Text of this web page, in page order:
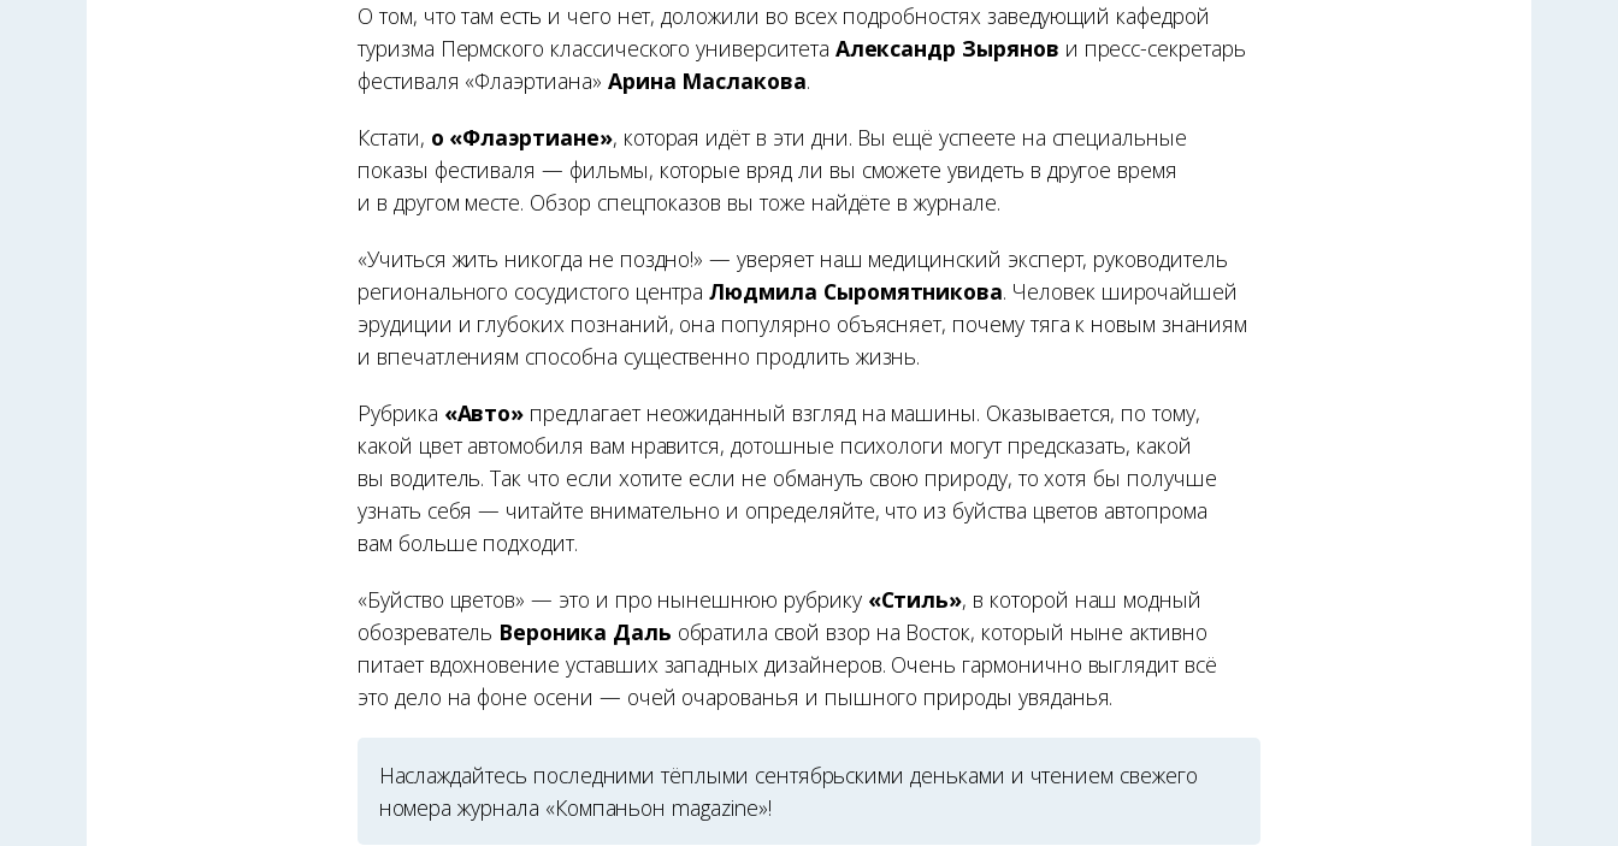
О том, что там есть и чего нет, доложили во всех подробностях заведующий кафедрой
туризма Пермского классического университета Александр Зырянов и пресс-секретарь
фестиваля «Флаэртиана» Арина Маслакова.
Кстати, о «Флаэртиане», которая идёт в эти дни. Вы ещё успеете на специальные
показы фестиваля — фильмы, которые вряд ли вы сможете увидеть в другое время
и в другом месте. Обзор спецпоказов вы тоже найдёте в журнале.
«Учиться жить никогда не поздно!» — уверяет наш медицинский эксперт, руководитель
регионального сосудистого центраЛюдмила Сыромятникова. Человек широчайшей
эрудиции и глубоких познаний, она популярно объясняет, почему тяга к новым знаниям
и впечатлениям способна существенно продлить жизнь.
Рубрика «Авто» предлагает неожиданный взгляд на машины. Оказывается, по тому,
какой цвет автомобиля вам нравится, дотошные психологи могут предсказать, какой
вы водитель. Так что если хотите если не обмануть свою природу, то хотя бы получше
узнать себя — читайте внимательно и определяйте, что из буйства цветов автопрома
вам больше подходит.
«Буйство цветов» — это и про нынешнюю рубрику «Стиль», в которой наш модный
обозреватель Вероника Даль обратила свой взор на Восток, который ныне активно
питает вдохновение уставших западных дизайнеров. Очень гармонично выглядит всё
это дело на фоне осени — очей очарованья и пышного природы увяданья.
Наслаждайтесь последними тёплыми сентябрьскими деньками и чтением свежего
номера журнала «Компаньон magazine»!